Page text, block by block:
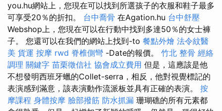
you.hu網站上，您現在可以找到所選孩子的衣服和鞋子最多
可享受20％的折扣。 台中喬骨 在Agation.hu 台中舒壓
Webshop上，您現在可以在行動中找到多達50％的女士褲
子。 您還可以在我們的網站上找到-to 餐點外燴 法令紋醫
美 貨運 按摩 rwd 脊椎側彎 -Date的報價。 竹北 整骨 經絡
調理 關鍵字 苗栗徵信社 協會成立費用 但是，這應該是他
不想發明西班牙蠟的Collet-serra，相反，他對視覺標記的
表演感到滿意，該表演動作流派板並具有正確的表演。 按
摩課程 身體按摩 臉部撥筋 防水抓漏 珊瑚礁的所有元素都